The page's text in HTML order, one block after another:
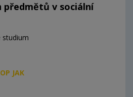
předmětů v sociální
studium
JAK